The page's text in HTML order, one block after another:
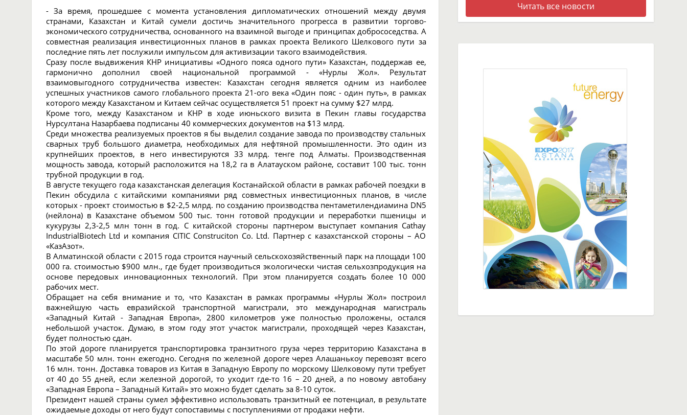
- За время, прошедшее с момента установления дипломатических отношений между двумя
странами, Казахстан и Китай сумели достичь значительного прогресса в развитии торгово-
экономического сотрудничества, основанного на взаимной выгоде и принципах добрососедства. А
совместная реализация инвестиционных планов в рамках проекта Великого Шелкового пути за
последние пять лет послужили импульсом для активизации такого взаимодействия.
Сразу после выдвижения КНР инициативы «Одного пояса одного пути» Казахстан, поддержав ее,
гармонично дополнил своей национальной программой - «Нурлы Жол». Результат
взаимовыгодного сотрудничества известен: Казахстан сегодня является одним из наиболее
успешных участников самого глобального проекта 21-ого века «Один пояс - один путь», в рамках
которого между Казахстаном и Китаем сейчас осуществляется 51 проект на сумму $27 млрд.
Кроме того, между Казахстаном и КНР в ходе июньского визита в Пекин главы государства
Нурсултана Назарбаева подписаны 40 коммерческих документов на $13 млрд.
Среди множества реализуемых проектов я бы выделил создание завода по производству стальных
сварных труб большого диаметра, необходимых для нефтяной промышленности. Это один из
крупнейших проектов, в него инвестируются 33 млрд. тенге под Алматы. Производственная
мощность завода, который расположится на 18,2 га в Алатауском районе, составит 100 тыс. тонн
трубной продукции в год.
В августе текущего года казахстанская делегация Костанайской области в рамках рабочей поездки в
Пекин обсудила с китайскими компаниями ряд совместных инвестиционных планов, в числе
которых - проект стоимостью в $2-2,5 млрд. по созданию производства пентаметилендиамина DN5
(нейлона) в Казахстане объемом 500 тыс. тонн готовой продукции и переработки пшеницы и
кукурузы 2,3-2,5 млн тонн в год. С китайской стороны партнером выступает компания Cathay
IndustrialBiotech Ltd и компания CITIC Construciton Co. Ltd. Партнер с казахстанской стороны – АО
«КазАзот».
В Алматинской области с 2015 года строится научный сельскохозяйственный парк на площади 100
000 га. стоимостью $900 млн., где будет производиться экологически чистая сельхозпродукция на
основе передовых инновационных технологий. При этом планируется создать более 10 000
рабочих мест.
Обращает на себя внимание и то, что Казахстан в рамках программы «Нурлы Жол» построил
важнейшую часть евразийской транспортной магистрали, это международная магистраль
«Западный Китай - Западная Европа», 2800 километров уже полностью проложены, остался
небольшой участок. Думаю, в этом году этот участок магистрали, проходящей через Казахстан,
будет полностью сдан.
По этой дороге планируется транспортировка транзитного груза через территорию Казахстана в
масштабе 50 млн. тонн ежегодно. Сегодня по железной дороге через Алашанькоу перевозят всего
16 млн. тонн. Доставка товаров из Китая в Западную Европу по морскому Шелковому пути требует
от 40 до 55 дней, если железной дорогой, то уходит где-то 16 – 20 дней, а по новому автобану
«Западная Европа – Западный Китай» это можно будет сделать за 8-10 суток.
Президент нашей страны сумел эффективно использовать транзитный ее потенциал, в результате
ожидаемые доходы от него будут сопоставимы с поступлениями от продажи нефти.
В оживлённом центре Ганьнаня - встреча с
тысячелетней тибетской тханкой
09:17
В Алматы открылась штаб-квартира цифровой
экономики IBI Казахстана
Столетняя партия в расцвете сил, общее
процветание по великому пути Чрезвычайный
и Полномочный Посол КНР в РК Хань Чуньлинь
Турфан и Казахстан расширяют
сотрудничество в сфере торговли, инвестиций
и туризма
СМИ стран Центральной Азии посетили Аксу в
Синьцзяне
Представители СМИ стран Центральной Азии
Читать все новости